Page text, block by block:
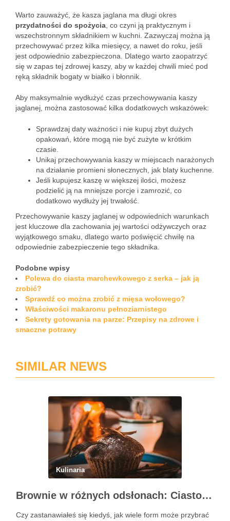
Warto zauważyć, że kasza jaglana ma długi okres
przydatności do spożycia , co czyni ją praktycznym i
wszechstronnym składnikiem w kuchni. Zazwyczaj można ją
przechowywać przez kilka miesięcy, a nawet do roku, jeśli
jest odpowiednio zabezpieczona. Dlatego warto zaopatrzyć
się w zapas tej zdrowej kaszy, aby w każdej chwili mieć pod
ręką składnik bogaty w białko i błonnik.
Aby maksymalnie wydłużyć czas przechowywania kaszy
jaglanej, można zastosować kilka dodatkowych wskazówek:
Sprawdzaj daty ważności i nie kupuj zbyt dużych
opakowań, które mogą nie być zużyte w krótkim
czasie.
Unikaj przechowywania kaszy w miejscach narażonych
na działanie promieni słonecznych, jak blaty kuchenne.
Jeśli kupujesz kaszę w większej ilości, możesz
podzielić ją na mniejsze porcje i zamrozić, co
dodatkowo wydłuży jej trwałość.
Przechowywanie kaszy jaglanej w odpowiednich warunkach
jest kluczowe dla zachowania jej wartości odżywczych oraz
wyjątkowego smaku, dlatego warto poświęcić chwilę na
odpowiednie zabezpieczenie tego składnika.
Podobne wpisy
Polewa do ciasta marchewkowego z serka – jak ją
zrobić?
Sprawdź co można zrobić z mięsa wołowego?
Właściwości makaronu pełnoziarnistego
Sekrety gotowania na parze: Przepisy na zdrowe i
smaczne potrawy
SIMILAR NEWS
Kulinaria
Brownie w różnych odsłonach: Ciasto, muffinki czy brownie w słoiczku?
Czy zastanawiałeś się kiedyś, jak wiele form może przybrać